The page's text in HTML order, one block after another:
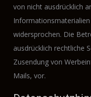
von nicht ausdrücklich
widersprochen. Die
ausdrücklich rechtliche
Zusendung von
Mails, vor.